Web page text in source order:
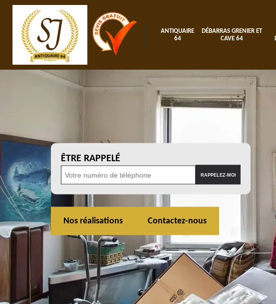
ANTIQUAIRE
64
DÉBARRAS GRENIER ET
CAVE 64
ÊTRE RAPPELÉ
Nos réalisations Contactez-nous